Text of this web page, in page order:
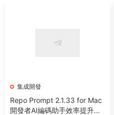
集成開發
Repo Prompt 2.1.33 for Mac
開發者AI編碼助手效率提升工